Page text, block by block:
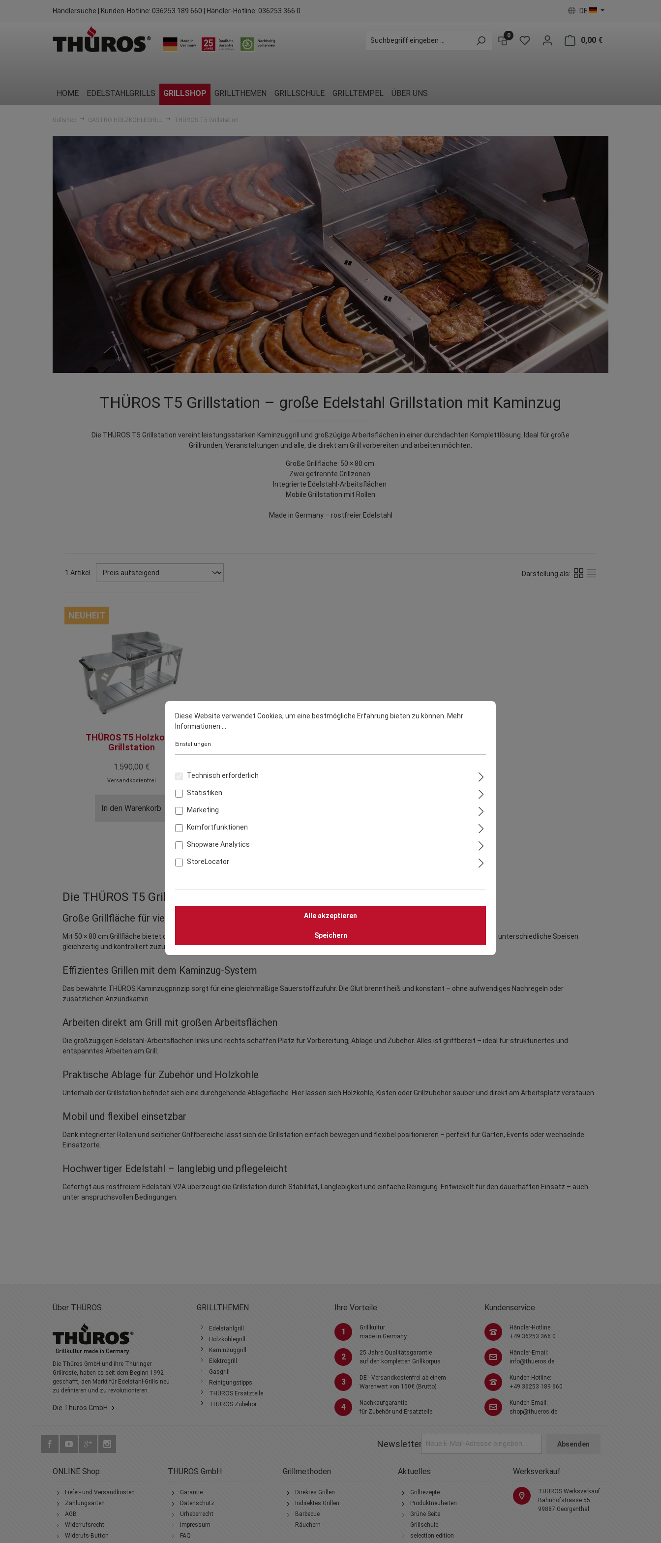
Händlersuche | Kunden-Hotline: 036253 189 660 | Händler-Hotline: 036253 366 0 DE
0 0,00 €
HOME EDELSTAHLGRILLS GRILLSHOP GRILLTHEMEN GRILLSCHULE GRILLTEMPEL ÜBER UNS
Grillshop GASTRO HOLZKOHLEGRILL THÜROS T5 Grillstation
THÜROS T5 Grillstation – große Edelstahl Grillstation mit Kaminzug
Die THÜROS T5 Grillstation vereint leistungsstarken Kaminzuggrill und großzügige Arbeitsflächen in einer durchdachten Komplettlösung. Ideal für große
Grillrunden, Veranstaltungen und alle, die direkt am Grill vorbereiten und arbeiten möchten.
Große Grillfläche: 50 × 80 cm
Zwei getrennte Grillzonen
Integrierte Edelstahl-Arbeitsflächen
Mobile Grillstation mit Rollen
Made in Germany – rostfreier Edelstahl
1 Artikel Darstellung als:
NEUHEIT
THÜROS T5 Holzkohle
Grillstation
1.590,00 €
Versandkostenfrei
In den Warenkorb
Die THÜROS T5 Grillstation im Überblick
Große Grillfläche für vielseitiges Grillen
Mit 50 × 80 cm Grillfläche bietet der THÜROS T5 ausreichend Platz für große Mengen Grillgut. Zwei getrennte Grillbereiche ermöglichen es, unterschiedliche Speisen
gleichzeitig und kontrolliert zuzubereiten.
Effizientes Grillen mit dem Kaminzug-System
Das bewährte THÜROS Kaminzugprinzip sorgt für eine gleichmäßige Sauerstoffzufuhr. Die Glut brennt heiß und konstant – ohne aufwendiges Nachregeln oder
zusätzlichen Anzündkamin.
Arbeiten direkt am Grill mit großen Arbeitsflächen
Die großzügigen Edelstahl-Arbeitsflächen links und rechts schaffen Platz für Vorbereitung, Ablage und Zubehör. Alles ist griffbereit – ideal für strukturiertes und
entspanntes Arbeiten am Grill.
Praktische Ablage für Zubehör und Holzkohle
Unterhalb der Grillstation befindet sich eine durchgehende Ablagefläche. Hier lassen sich Holzkohle, Kisten oder Grillzubehör sauber und direkt am Arbeitsplatz verstauen.
Mobil und flexibel einsetzbar
Dank integrierter Rollen und seitlicher Griffbereiche lässt sich die Grillstation einfach bewegen und flexibel positionieren – perfekt für Garten, Events oder wechselnde
Einsatzorte.
Hochwertiger Edelstahl – langlebig und pflegeleicht
Gefertigt aus rostfreiem Edelstahl V2A überzeugt die Grillstation durch Stabilität, Langlebigkeit und einfache Reinigung. Entwickelt für den dauerhaften Einsatz – auch
unter anspruchsvollen Bedingungen.
Über THÜROS
Die Thüros GmbH und ihre Thüringer
Grillroste, haben es seit dem Beginn 1992
geschafft, den Markt für Edelstahl-Grills neu
zu definieren und zu revolutionieren.
Die Thüros GmbH
GRILLTHEMEN
Edelstahlgrill
Holzkohlegrill
Kaminzuggrill
Elektrogrill
Gasgrill
Reinigungstipps
THÜROS Ersatzteile
THÜROS Zubehör
Ihre Vorteile
1
Grillkultur
made in Germany
2
25 Jahre Qualitätsgarantie
auf den kompletten Grillkorpus
3
DE - Versandkostenfrei ab einem
Warenwert von 150€ (Brutto)
4
Nachkaufgarantie
für Zubehör und Ersatzteile
Kundenservice
Händler-Hotline:
+49 36253 366 0
Händler-Email:
info@thueros.de
Kunden-Hotline:
+49 36253 189 660
Kunden-Email:
shop@thueros.de
ONLINE Shop
Liefer- und Versandkosten
Zahlungsarten
AGB
Widerrufsrecht
Widerufs-Button
THÜROS GmbH
Garantie
Datenschutz
Urheberrecht
Impressum
FAQ
Grillmethoden
Direktes Grillen
Indirektes Grillen
Barbecue
Räuchern
Aktuelles
Grillrezepte
Produktneuheiten
Grüne Seite
Grillschule
selection edition
Werksverkauf
THÜROS Werksverkauf
Bahnhofstrasse 55
99887 Georgenthal
Newsletter Absenden
Diese Website verwendet Cookies, um eine bestmögliche Erfahrung bieten zu können. Mehr
Informationen ...
Einstellungen
Technisch erforderlich
Statistiken
Marketing
Komfortfunktionen
Shopware Analytics
StoreLocator
Alle akzeptieren
Speichern